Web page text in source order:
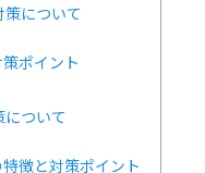
について
ポイント
ついて
徴と対策ポイント